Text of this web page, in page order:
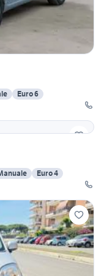
Euro 6
Euro 4